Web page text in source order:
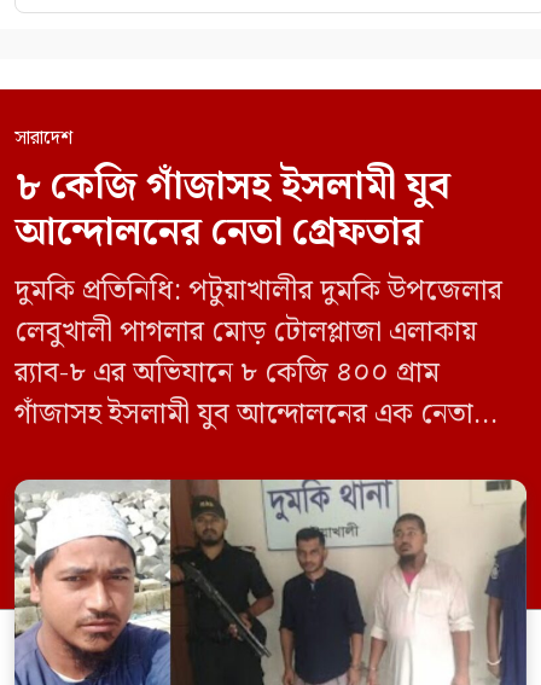
সারাদেশ
৮ কেজি গাঁজাসহ ইসলামী যুব
আন্দোলনের নেতা গ্রেফতার
দুমকি প্রতিনিধি: পটুয়াখালীর দুমকি উপজেলার
লেবুখালী পাগলার মোড় টোলপ্লাজা এলাকায়
র‍্যাব-৮ এর অভিযানে ৮ কেজি ৪০০ গ্রাম
গাঁজাসহ ইসলামী যুব আন্দোলনের এক নেতাকে
ভিত্তিতে অভিযান চালিয়ে মাদক চক্রের আরও
এক সদস্যকে আটক করা হয়। র‍্যাব ও পুলিশ
সূত্রে জানা গেছে, শুক্রবার গোপন সংবাদের
ভিত্তিতে র‍্যাব-৮, সিপিসি-১ পটুয়াখালী ক্যাম্পের
[…]